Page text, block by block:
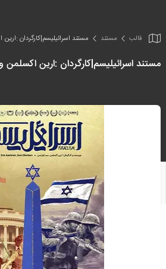
قالب مستند مستند اسرائیلیسم|کارگردان
مستند اسرائیلیسم|کارگردان :ارین